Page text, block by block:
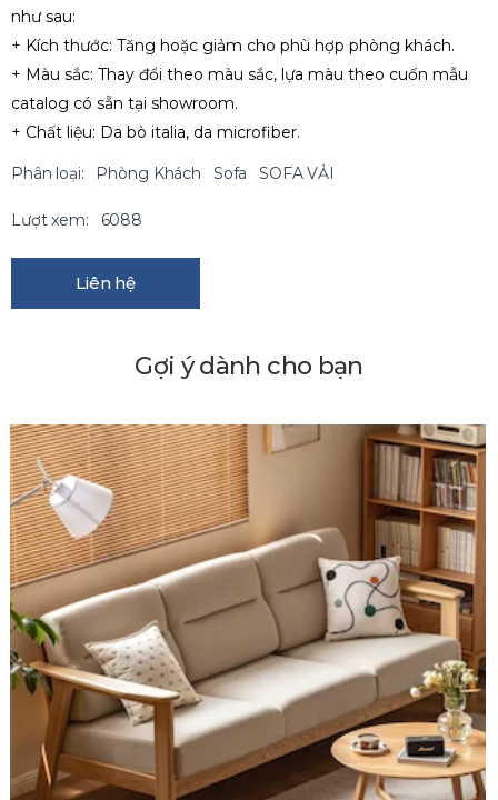
như sau:
+ Kích thước: Tăng hoặc giảm cho phù hợp phòng khách.
+ Màu sắc: Thay đổi theo màu sắc, lựa màu theo cuốn mẫu
catalog có sẵn tại showroom.
+ Chất liệu: Da bò italia, da microfiber.
Phân loại: Phòng Khách Sofa SOFA VẢI
Lượt xem: 6088
Liên hệ
Gợi ý dành cho bạn